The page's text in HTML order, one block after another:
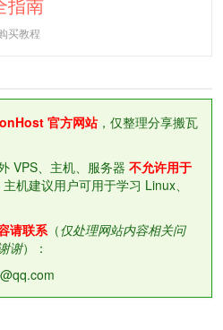
买教程
官方网站，仅整理分享搬瓦
VPS、主机、服务器 不允许用于
机建议用户可用于学习 Linux、
请联系（仅处理网站内容相关问
谢）：